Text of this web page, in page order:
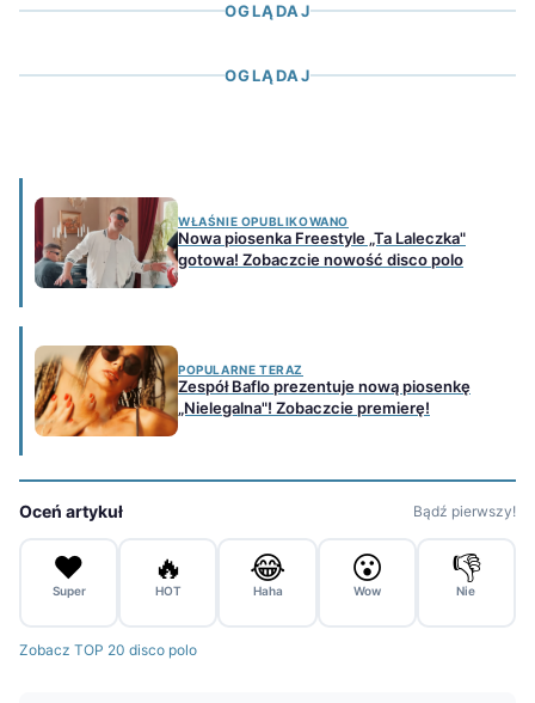
OGLĄDAJ
OGLĄDAJ
WŁAŚNIE OPUBLIKOWANO
Nowa piosenka Freestyle „Ta Laleczka"
gotowa! Zobaczcie nowość disco polo
POPULARNE TERAZ
Zespół Baflo prezentuje nową piosenkę
„Nielegalna"! Zobaczcie premierę!
Oceń artykuł Bądź pierwszy!
❤️
Super
🔥
HOT
😂
Haha
😮
Wow
👎
Nie
Zobacz TOP 20 disco polo